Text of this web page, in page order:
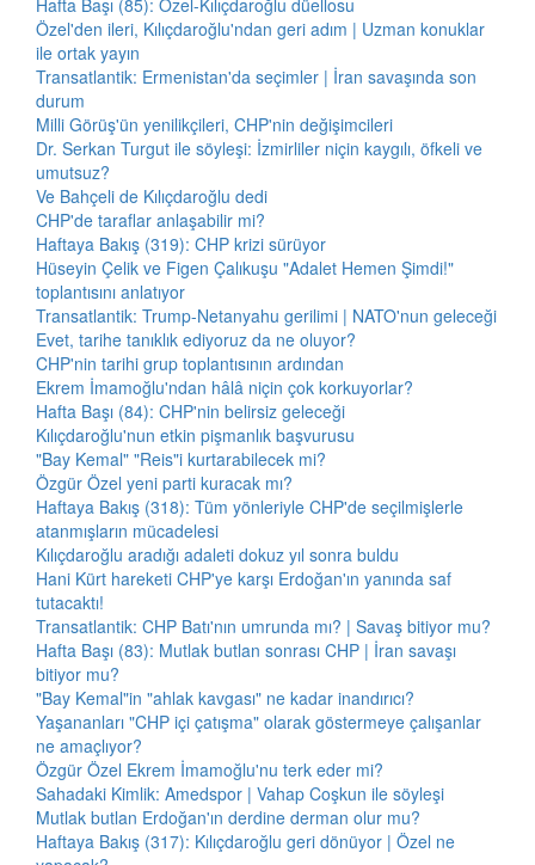
Hafta Başı (85): Özel-Kılıçdaroğlu düellosu
Özel'den ileri, Kılıçdaroğlu'ndan geri adım | Uzman konuklar
ile ortak yayın
Transatlantik: Ermenistan'da seçimler | İran savaşında son
durum
Milli Görüş'ün yenilikçileri, CHP'nin değişimcileri
Dr. Serkan Turgut ile söyleşi: İzmirliler niçin kaygılı, öfkeli ve
umutsuz?
Ve Bahçeli de Kılıçdaroğlu dedi
CHP'de taraflar anlaşabilir mi?
Haftaya Bakış (319): CHP krizi sürüyor
Hüseyin Çelik ve Figen Çalıkuşu "Adalet Hemen Şimdi!"
toplantısını anlatıyor
Transatlantik: Trump-Netanyahu gerilimi | NATO'nun geleceği
Evet, tarihe tanıklık ediyoruz da ne oluyor?
CHP'nin tarihi grup toplantısının ardından
Ekrem İmamoğlu'ndan hâlâ niçin çok korkuyorlar?
Hafta Başı (84): CHP'nin belirsiz geleceği
Kılıçdaroğlu'nun etkin pişmanlık başvurusu
"Bay Kemal" "Reis"i kurtarabilecek mi?
Özgür Özel yeni parti kuracak mı?
Haftaya Bakış (318): Tüm yönleriyle CHP'de seçilmişlerle
atanmışların mücadelesi
Kılıçdaroğlu aradığı adaleti dokuz yıl sonra buldu
Hani Kürt hareketi CHP'ye karşı Erdoğan'ın yanında saf
tutacaktı!
Transatlantik: CHP Batı'nın umrunda mı? | Savaş bitiyor mu?
Hafta Başı (83): Mutlak butlan sonrası CHP | İran savaşı
bitiyor mu?
"Bay Kemal"in "ahlak kavgası" ne kadar inandırıcı?
Yaşananları "CHP içi çatışma" olarak göstermeye çalışanlar
ne amaçlıyor?
Özgür Özel Ekrem İmamoğlu'nu terk eder mi?
Sahadaki Kimlik: Amedspor | Vahap Coşkun ile söyleşi
Mutlak butlan Erdoğan'ın derdine derman olur mu?
Haftaya Bakış (317): Kılıçdaroğlu geri dönüyor | Özel ne